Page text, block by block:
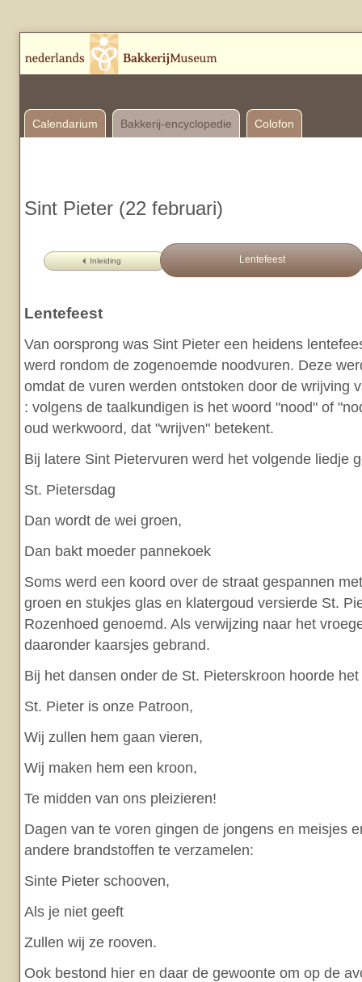
Calendarium Bakkerij-encyclopedie Colofon
Sint Pieter (22 februari)
Inleiding Lentefeest
Lentefeest
Van oorsprong was Sint Pieter een heidens
werd rondom de zogenoemde noodvuren. Deze
omdat de vuren werden ontstoken door de wrijving
: volgens de taalkundigen is het woord "nood" of
oud werkwoord, dat "wrijven" betekent.
Bij latere Sint Pietervuren werd het volgende liedje
St. Pietersdag
Dan wordt de wei groen,
Dan bakt moeder pannekoek
Soms werd een koord over de straat gespannen
groen en stukjes glas en klatergoud versierde St.
Rozenhoed genoemd. Als verwijzing naar het
daaronder kaarsjes gebrand.
Bij het dansen onder de St. Pieterskroon hoorde
St. Pieter is onze Patroon,
Wij zullen hem gaan vieren,
Wij maken hem een kroon,
Te midden van ons pleizieren!
Dagen van te voren gingen de jongens en meisjes
andere brandstoffen te verzamelen:
Sinte Pieter schooven,
Als je niet geeft
Zullen wij ze rooven.
Ook bestond hier en daar de gewoonte om op de